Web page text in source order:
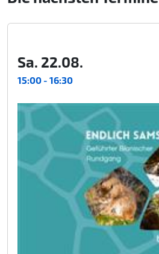
Sa. 22.08.
15:00 - 16:30